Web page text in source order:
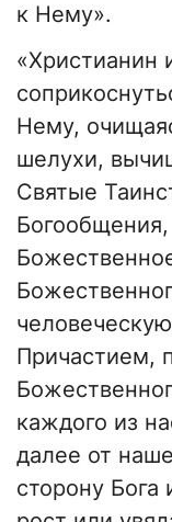
к Нему».
«Христианин
Нему,
шелухи,
Святые
Причастием,
каждого из
далее от
сторону Бога